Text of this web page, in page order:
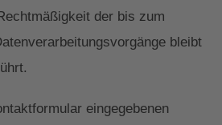
der bis zum
bleibt
eingegebenen